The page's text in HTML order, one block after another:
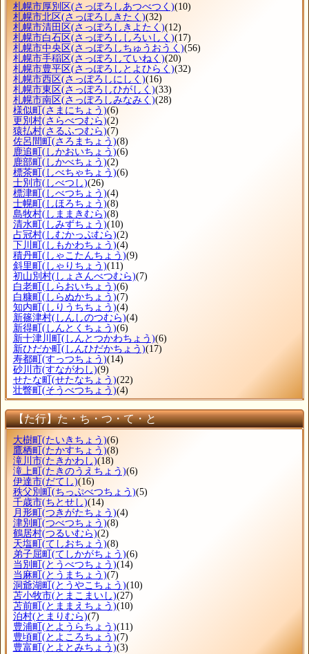
札幌市厚別区(さっぽろしあつべつく)(10)
札幌市北区(さっぽろしきたく)(32)
札幌市清田区(さっぽろしきよたく)(12)
札幌市白石区(さっぽろししろいしく)(17)
札幌市中央区(さっぽろしちゅうおうく)(56)
札幌市手稲区(さっぽろしていねく)(20)
札幌市豊平区(さっぽろしとよひらく)(32)
札幌市西区(さっぽろしにしく)(16)
札幌市東区(さっぽろしひがしく)(33)
札幌市南区(さっぽろしみなみく)(28)
様似町(さまにちょう)(6)
更別村(さらべつむら)(2)
猿払村(さるふつむら)(7)
佐呂間町(さろまちょう)(8)
鹿追町(しかおいちょう)(6)
鹿部町(しかべちょう)(2)
標茶町(しべちゃちょう)(6)
士別市(しべつし)(26)
標津町(しべつちょう)(4)
士幌町(しほろちょう)(8)
島牧村(しままきむら)(8)
清水町(しみずちょう)(10)
占冠村(しむかっぷむら)(2)
下川町(しもかわちょう)(4)
積丹町(しゃこたんちょう)(9)
斜里町(しゃりちょう)(11)
初山別村(しょさんべつむら)(7)
白老町(しらおいちょう)(6)
白糠町(しらぬかちょう)(7)
知内町(しりうちちょう)(4)
新篠津村(しんしのつむら)(4)
新得町(しんとくちょう)(6)
新十津川町(しんとつかわちょう)(6)
新ひだか町(しんひだかちょう)(17)
寿都町(すっつちょう)(14)
砂川市(すながわし)(9)
せたな町(せたなちょう)(22)
壮瞥町(そうべつちょう)(4)
【た行】た・ち・つ・て・と
大樹町 (たいきちょう)(6)
鷹栖町 (たかすちょう)(8)
滝川市(たきかわし)(18)
滝上町 (たきのうえちょう)(6)
伊達市(だてし)(16)
秩父別町 (ちっぷべつちょう)(5)
千歳市(ちとせし)(14)
月形町 (つきがたちょう)(4)
津別町 (つべつちょう)(8)
鶴居村(つるいむら)(2)
天塩町 (てしおちょう)(8)
弟子屈町 (てしかがちょう)(6)
当別町 (とうべつちょう)(14)
当麻町 (とうまちょう)(7)
洞爺湖町 (とうやこちょう)(10)
苫小牧市(とまこまいし)(27)
苫前町 (とままえちょう)(10)
泊村(とまりむら)(7)
豊浦町 (とようらちょう)(11)
豊頃町 (とよころちょう)(7)
豊富町 (とよとみちょう)(3)